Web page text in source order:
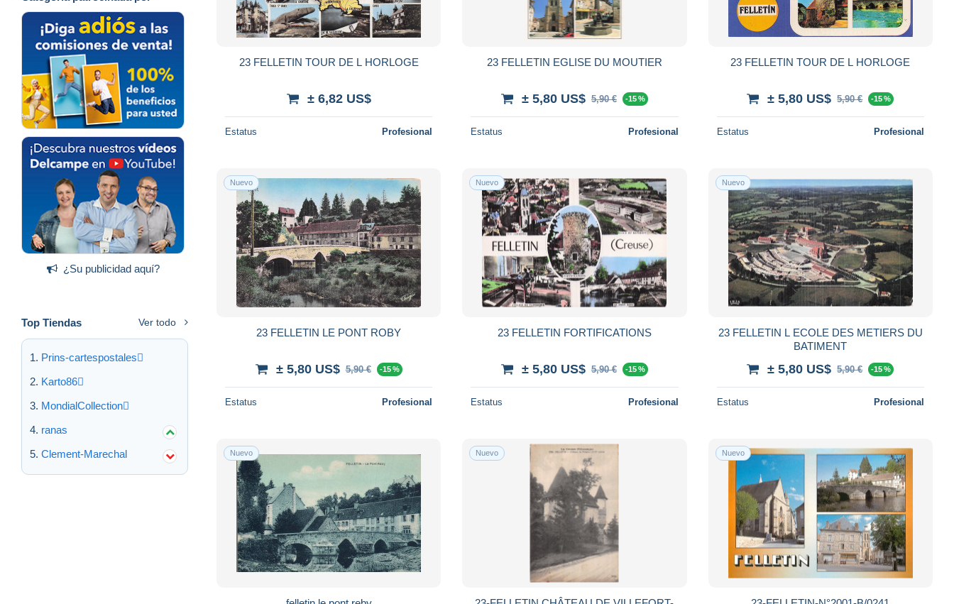
¿Su publicidad aquí?
Top Tiendas Ver todo
Prins-cartespostales
Karto86
MondialCollection
ranas
Clement-Marechal
23 FELLETIN TOUR DE L HORLOGE
± 6,82 US$
Estatus Profesional
23 FELLETIN EGLISE DU MOUTIER
± 5,80 US$ 5,90 € -15 %
Estatus Profesional
23 FELLETIN TOUR DE L HORLOGE
± 5,80 US$ 5,90 € -15 %
Estatus Profesional
Nuevo
23 FELLETIN LE PONT ROBY
± 5,80 US$ 5,90 € -15 %
Estatus Profesional
Nuevo
23 FELLETIN FORTIFICATIONS
± 5,80 US$ 5,90 € -15 %
Estatus Profesional
Nuevo
23 FELLETIN L ECOLE DES METIERS DU
BATIMENT
± 5,80 US$ 5,90 € -15 %
Estatus Profesional
Nuevo Nuevo Nuevo